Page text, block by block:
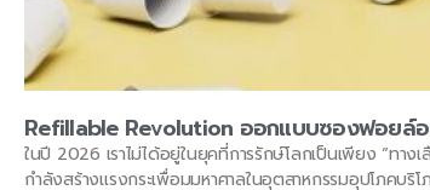
Refillable Revolution ออกแบบซองฟอยล์อย่
ในปี 2026 เราไม่ได้อยู่ในยุคที่การรักษ์โลกเป็นเพียง “ท
กำลังสร้างแรงกระเพื่อมมหาศาลในอุตสาหกรรมอุปโภค